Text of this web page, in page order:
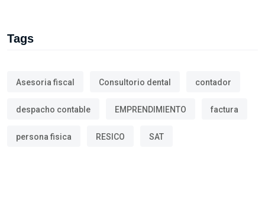
Tags
Asesoria fiscal Consultorio dental contador
despacho contable EMPRENDIMIENTO factura
persona fisica RESICO SAT